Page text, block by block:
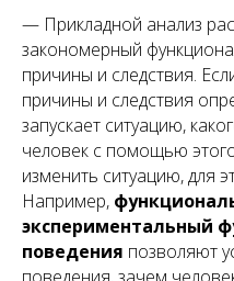
— Прикладной анализ
закономерный
причины и следствия.
причины и следствия
запускает ситуацию,
человек с помощью
изменить ситуацию, для
Например,
экспериментальный
поведения позволяют